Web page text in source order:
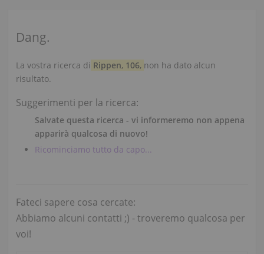
Dang.
La vostra ricerca di Rippen, 106, non ha dato alcun
risultato.
Suggerimenti per la ricerca:
Salvate questa ricerca - vi informeremo non appena
apparirà qualcosa di nuovo!
Ricominciamo tutto da capo...
Fateci sapere cosa cercate:
Abbiamo alcuni contatti ;) - troveremo qualcosa per
voi!